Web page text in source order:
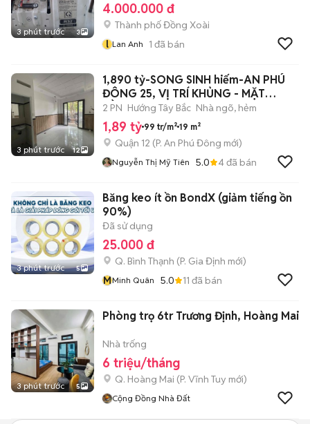
3 phút trước 3
4.000.000 đ
Thành phố Đồng Xoài
l Lan Anh 1 đã bán
3 phút trước 12
1,890 tỷ-SONG SINH hiếm-AN PHÚ
ĐÔNG 25, VỊ TRÍ KHỦNG - MẶT
BẰNG KINH
2 PN Hướng Tây Bắc Nhà ngõ, hẻm
1,89 tỷ 99 tr/m² 19 m²
Quận 12 (P. An Phú Đông mới)
Nguyễn Thị Mỹ Tiên 5.0 4đã bán
3 phút trước 5
Băng keo ít ồn BondX (giảm tiếng ồn
90%)
Đã sử dụng
25.000 đ
Q. Bình Thạnh (P. Gia Định mới)
MMinh Quân 5.0 11 đã bán
3 phút trước 5
Phòng trọ 6tr Trương Định, Hoàng Mai
Nhà trống
6 triệu/tháng
Q. Hoàng Mai (P. Vĩnh Tuy mới)
Cộng Đồng Nhà Đất